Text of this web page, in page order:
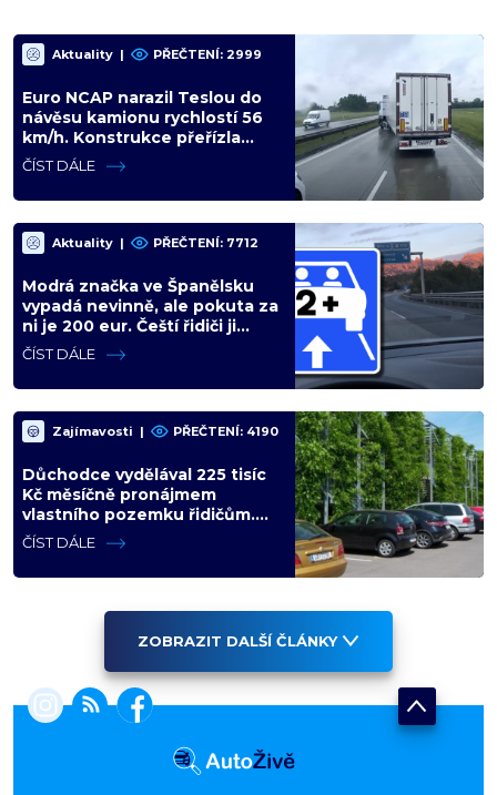
Aktuality | PŘEČTENÍ: 2999
Euro NCAP narazil Teslou do
návěsu kamionu rychlostí 56
km/h. Konstrukce přeřízla
kabinu, figurína neměla šanci
ČÍST DÁLE
Aktuality | PŘEČTENÍ: 7712
Modrá značka ve Španělsku
vypadá nevinně, ale pokuta za
ni je 200 eur. Čeští řidiči ji
zaměňují za informační ceduli
ČÍST DÁLE
Zajímavosti | PŘEČTENÍ: 4190
Důchodce vydělával 225 tisíc
Kč měsíčně pronájmem
vlastního pozemku řidičům.
Teď ho kvůli tomu čeká soud
ČÍST DÁLE
ZOBRAZIT DALŠÍ ČLÁNKY